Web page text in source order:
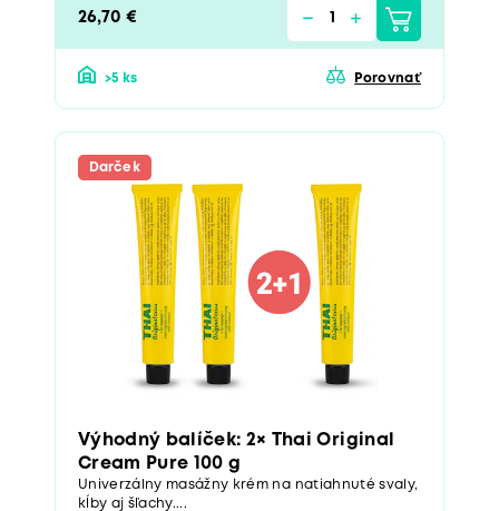
26,70 €
>5 ks Porovnať
Darček
Výhodný balíček: 2× Thai Original
Cream Pure 100 g
Univerzálny masážny krém na natiahnuté svaly,
kĺby aj šľachy....